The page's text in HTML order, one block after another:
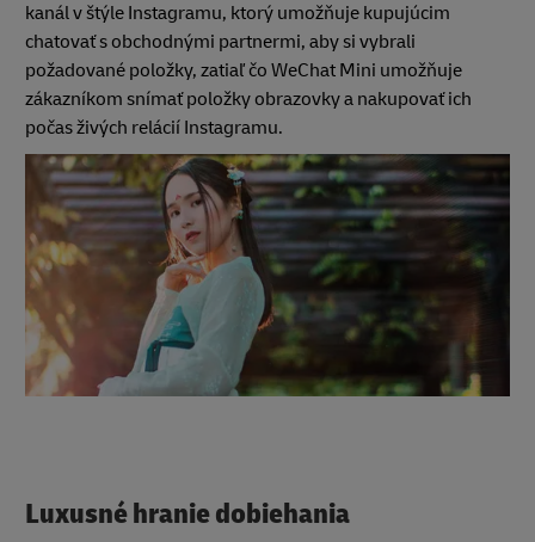
kanál v štýle Instagramu, ktorý umožňuje kupujúcim
chatovať s obchodnými partnermi, aby si vybrali
požadované položky, zatiaľ čo WeChat Mini umožňuje
zákazníkom snímať položky obrazovky a nakupovať ich
počas živých relácií Instagramu.
Luxusné hranie dobiehania